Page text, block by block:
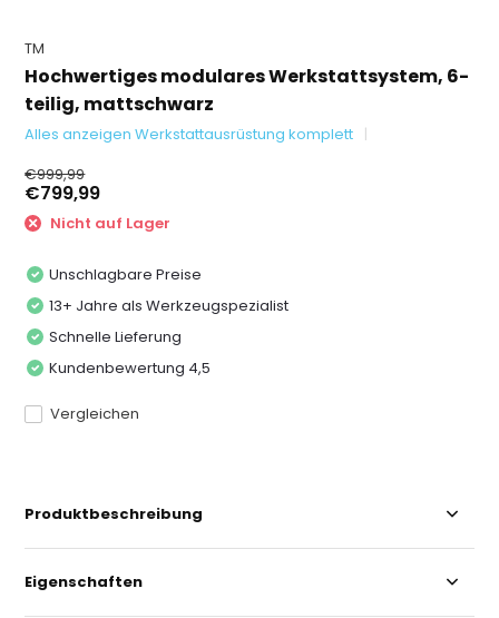
TM
Hochwertiges modulares Werkstattsystem, 6-
teilig, mattschwarz
Alles anzeigen Werkstattausrüstung komplett
€999,99
€799,99
Nicht auf Lager
Unschlagbare Preise
13+ Jahre als Werkzeugspezialist
Schnelle Lieferung
Kundenbewertung 4,5
Vergleichen
Produktbeschreibung
Eigenschaften